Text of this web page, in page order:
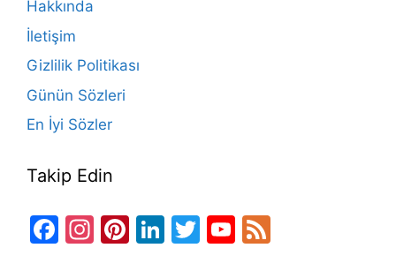
o
k
Hakkında
İletişim
Gizlilik Politikası
Günün Sözleri
En İyi Sözler
Takip Edin
Facebook
Instagram
Pinterest
LinkedIn
TwitterYouTube